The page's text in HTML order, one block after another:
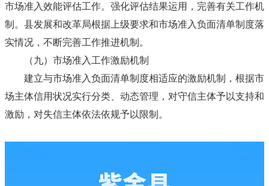
市场准入效能评估工作。强化评估结果运用，完善有关工作机
制。县发展和改革局根据上级要求和市场准入负面清单制度落
实情况，不断完善工作推进机制。
（九）市场准入工作激励机制
建立与市场准入负面清单制度相适应的激励机制，根据市
场主体信用状况实行分类、动态管理，对守信主体予以支持和
激励，对失信主体依法依规予以限制。